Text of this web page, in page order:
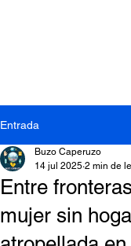
Entrada
Entre
mujer sin
Buzo Caperuzo
14 jul 2025 2 min de